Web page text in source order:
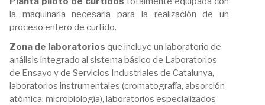
la maquinaria necesaria para la realización de un
proceso entero de curtido.
Zona de laboratorios que incluye un laboratorio de
análisis integrado al sistema básico de Laboratorios
de Ensayo y de Servicios Industriales de Catalunya,
laboratorios instrumentales (cromatografía, absorción
atómica, microbiología), laboratorios especializados